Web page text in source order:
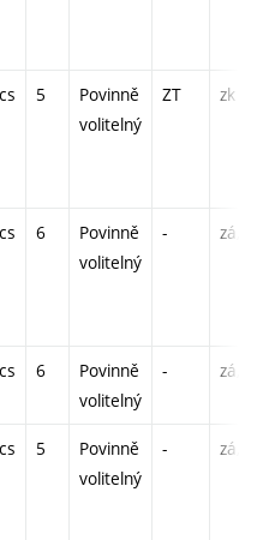
cs 5
Povinně
volitelný
ZT zk
cs 6
Povinně
volitelný
- zá,zk
cs 6
Povinně
volitelný
- zá,zk
cs 5
Povinně
volitelný
- zá,zk